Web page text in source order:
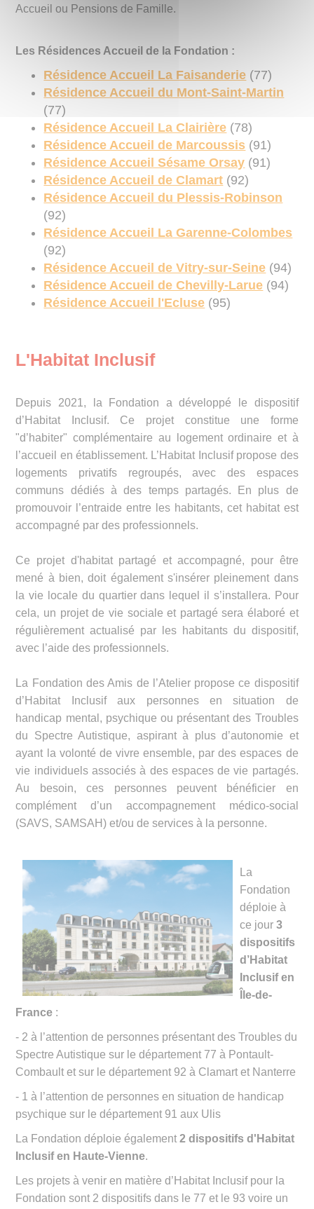
Accueil ou Pensions de Famille.
Les Résidences Accueil de la Fondation :
Résidence Accueil La Faisanderie (77)
Résidence Accueil du Mont-Saint-Martin
(77)
Résidence Accueil La Clairière (78)
Résidence Accueil de Marcoussis (91)
Résidence Accueil Sésame Orsay (91)
Résidence Accueil de Clamart (92)
Résidence Accueil du Plessis-Robinson
(92)
Résidence Accueil La Garenne-Colombes
(92)
Résidence Accueil de Vitry-sur-Seine (94)
Résidence Accueil de Chevilly-Larue (94)
Résidence Accueil l'Ecluse (95)
L'Habitat Inclusif
Depuis 2021, la Fondation a développé le dispositif
d’Habitat Inclusif. Ce projet constitue une forme
"d’habiter" complémentaire au logement ordinaire et à
l’accueil en établissement. L’Habitat Inclusif propose des
logements privatifs regroupés, avec des espaces
communs dédiés à des temps partagés. En plus de
promouvoir l’entraide entre les habitants, cet habitat est
accompagné par des professionnels.
Ce projet d'habitat partagé et accompagné, pour être
mené à bien, doit également s'insérer pleinement dans
la vie locale du quartier dans lequel il s’installera. Pour
cela, un projet de vie sociale et partagé sera élaboré et
régulièrement actualisé par les habitants du dispositif,
avec l’aide des professionnels.
La Fondation des Amis de l’Atelier propose ce dispositif
d’Habitat Inclusif aux personnes en situation de
handicap mental, psychique ou présentant des Troubles
du Spectre Autistique, aspirant à plus d’autonomie et
ayant la volonté de vivre ensemble, par des espaces de
vie individuels associés à des espaces de vie partagés.
Au besoin, ces personnes peuvent bénéficier en
complément d’un accompagnement médico-social
(SAVS, SAMSAH) et/ou de services à la personne.
La
Fondation
déploie à
ce jour3
dispositifs
d’Habitat
Inclusif en
Île-de-
France :
- 2 à l’attention de personnes présentant des Troubles du
Spectre Autistique sur le département 77 à Pontault-
Combault et sur le département 92 à Clamart et Nanterre
- 1 à l’attention de personnes en situation de handicap
psychique sur le département 91 aux Ulis
La Fondation déploie également2 dispositifs d'Habitat
Inclusif en Haute-Vienne.
Les projets à venir en matière d’Habitat Inclusif pour la
Fondation sont 2 dispositifs dans le 77 et le 93 voire un